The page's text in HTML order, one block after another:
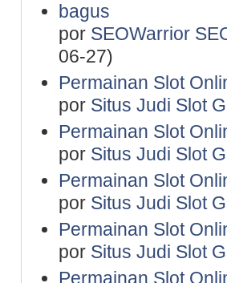
bagus
por SEOWarrior
06-27)
Permainan Slot
por Situs Judi Slot
Permainan Slot
por Situs Judi Slot
Permainan Slot
por Situs Judi Slot
Permainan Slot
por Situs Judi Slot
Permainan Slot